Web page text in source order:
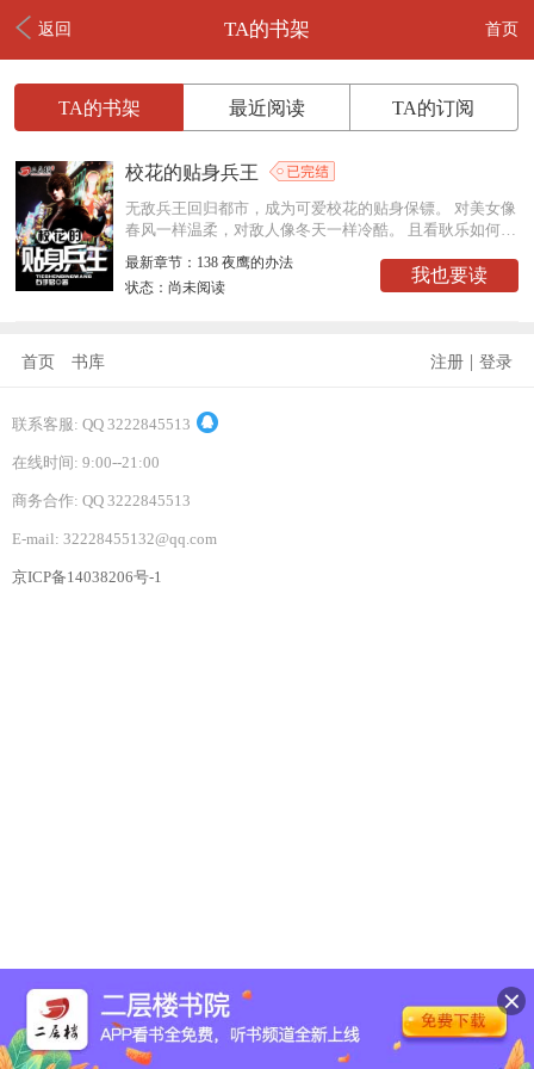
返回 TA的书架 首页
TA的书架 最近阅读 TA的订阅
校花的贴身兵王
无敌兵王回归都市，成为可爱校花的贴身保镖。 对美女像
春风一样温柔，对敌人像冬天一样冷酷。 且看耿乐如何踏
着霸气的步伐，走向人生巅峰！
最新章节：138 夜鹰的办法
状态：尚未阅读
我也要读
首页 书库 注册 | 登录
联系客服: QQ 3222845513
在线时间: 9:00--21:00
商务合作: QQ 3222845513
E-mail: 32228455132@qq.com
京ICP备14038206号-1